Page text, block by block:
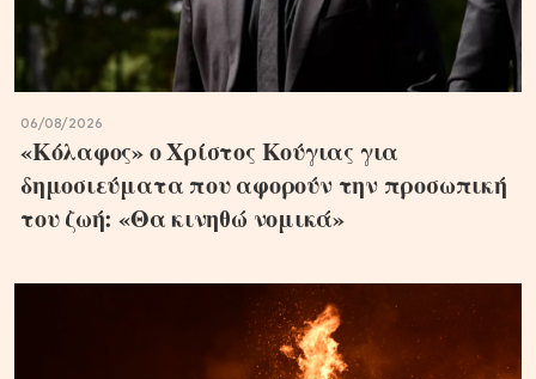
06/08/2026
«Κόλαφος» ο Χρίστος Κούγιας για
δημοσιεύματα που αφορούν την προσωπική
του ζωή: «Θα κινηθώ νομικά»